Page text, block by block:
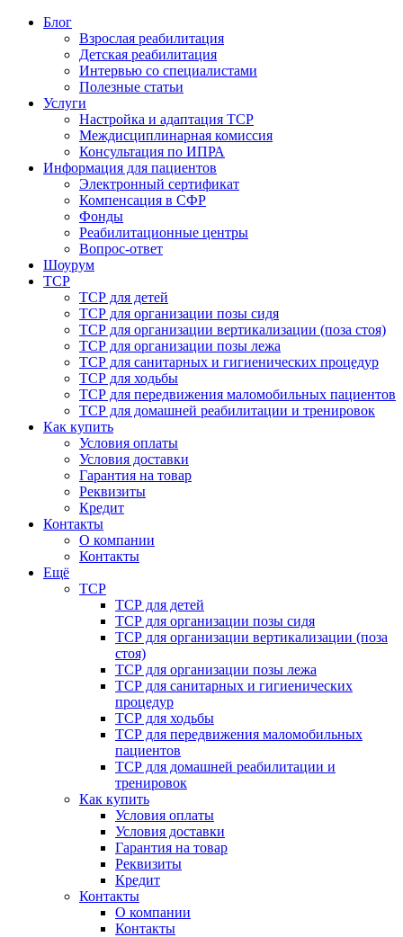
Блог
Взрослая реабилитация
Детская реабилитация
Интервью со специалистами
Полезные статьи
Услуги
Настройка и адаптация ТСР
Междисциплинарная комиссия
Консультация по ИПРА
Информация для пациентов
Электронный сертификат
Компенсация в СФР
Фонды
Реабилитационные центры
Вопрос-ответ
Шоурум
ТСР
ТСР для детей
ТСР для организации позы сидя
ТСР для организации вертикализации (поза стоя)
ТСР для организации позы лежа
ТСР для санитарных и гигиенических процедур
ТСР для ходьбы
ТСР для передвижения маломобильных пациентов
ТСР для домашней реабилитации и тренировок
Как купить
Условия оплаты
Условия доставки
Гарантия на товар
Реквизиты
Кредит
Контакты
О компании
Контакты
Ещё
ТСР
ТСР для детей
ТСР для организации позы сидя
ТСР для организации вертикализации (поза
стоя)
ТСР для организации позы лежа
ТСР для санитарных и гигиенических
процедур
ТСР для ходьбы
ТСР для передвижения маломобильных
пациентов
ТСР для домашней реабилитации и
тренировок
Как купить
Условия оплаты
Условия доставки
Гарантия на товар
Реквизиты
Кредит
Контакты
О компании
Контакты